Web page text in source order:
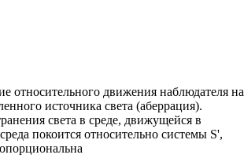
относительного движения наблюдателя на
источника света (аберрация).
света в среде, движущейся в
покоится относительно системы S',